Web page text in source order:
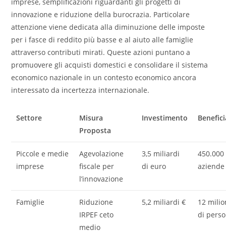
innovazione e riduzione della burocrazia. Particolare
attenzione viene dedicata alla diminuzione delle imposte
per i fasce di reddito più basse e al aiuto alle famiglie
attraverso contributi mirati. Queste azioni puntano a
promuovere gli acquisti domestici e consolidare il sistema
economico nazionale in un contesto economico ancora
interessato da incertezza internazionale.
Settore
Misura
Proposta
Investimento
Piccole e medie
imprese
Agevolazione
fiscale per
l’innovazione
3,5 miliardi
di euro
450.000
aziende
Famiglie
Riduzione
IRPEF ceto
medio
5,2 miliardi €
12
di